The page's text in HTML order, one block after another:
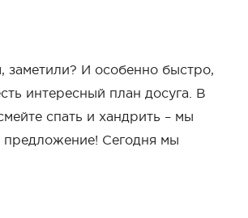
заметили? И особенно быстро,
интересный план досуга. В
спать и хандрить – мы
предложение! Сегодня мы